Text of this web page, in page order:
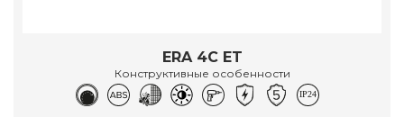
ERA 4C ET
Конструктивные особенности